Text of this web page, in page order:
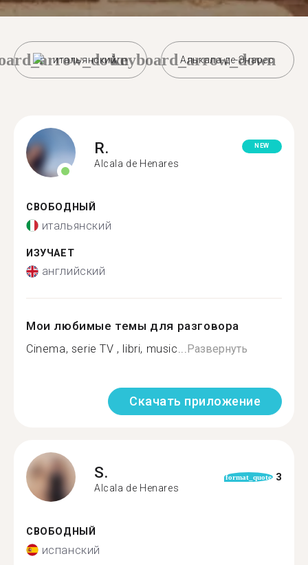
итальянский Алькала-де-Энарес
keyboard_arrow_down
R.
Alcala de Henares
NEW
СВОБОДНЫЙ
итальянский
ИЗУЧАЕТ
английский
Мои любимые темы для разговора
Cinema, serie TV , libri, music...Развернуть
Скачать приложение
S.
Alcala de Henares
format_quote 3
СВОБОДНЫЙ
испанский